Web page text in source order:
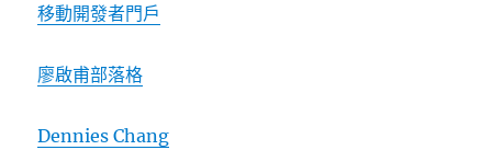
移動開發者門戶
廖啟甫部落格
Dennies Chang